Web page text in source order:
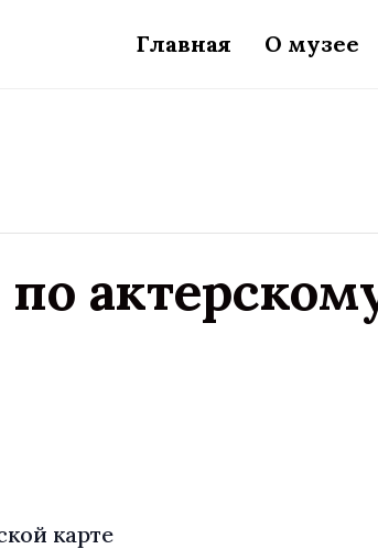
Главная О музее
карте